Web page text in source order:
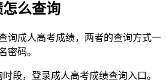
么查询
询成人高考成绩，两者的查询方式一
密码。
段，登录成人高考成绩查询入口。